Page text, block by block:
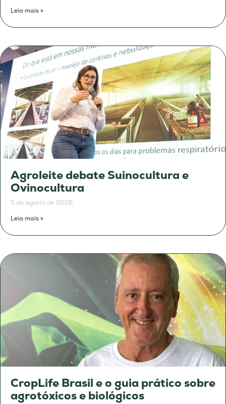
Leia mais »
Agroleite debate Suinocultura e
Ovinocultura
5 de agosto de 2026
Leia mais »
CropLife Brasil e o guia prático sobre
agrotóxicos e biológicos